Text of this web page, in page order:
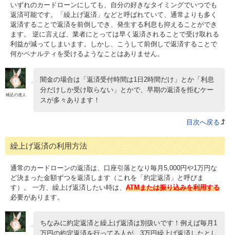
いずれのカードローンにしても、自分の好きなタイミングでいつでも
返済可能です。「繰上げ返済」などと呼ばれていて、通常よりも多く
返済することで返済を前倒しでき、発生する利息も抑えることができ
ます。 逆に言えば、業者にとっては早く返済されることで受け取れる
利益が減ってしまいます。しかし、こうして前倒しで返済することで
何かペナルティを受けるようなことはありません。
闇金の場合は「返済受付時間は1日2時間だけ」とか「利息
分だけしか受け取らない」とかで、早期の返済を拒むケー
スが多々あります！
補足の達人
目次へ戻る
繰上げ返済の利用方法
通常のカードローンの返済は、口座引落となり毎月5,000円や1万円な
ど決まった金額ずつを返済します（これを「約定返済」と呼びま
す）。 一方、繰上げ返済したい時は、 ATMまたは振り込みを利用する
必要があります。
ちなみに約定返済と繰上げ返済は別扱いです！例えば毎月1
万円の約定返済を行ってる人が、3万円繰上げ返済したとし